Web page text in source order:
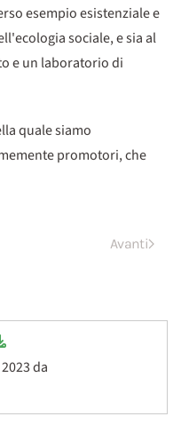
esempio esistenziale e
sociale, e sia al
e un laboratorio di
quale siamo
promotori, che
Avanti
da